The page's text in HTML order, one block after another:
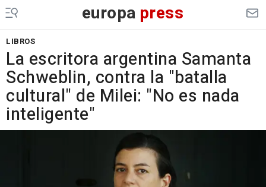
europa press
LIBROS
La escritora argentina Samanta
Schweblin, contra la "batalla
cultural" de Milei: "No es nada
inteligente"